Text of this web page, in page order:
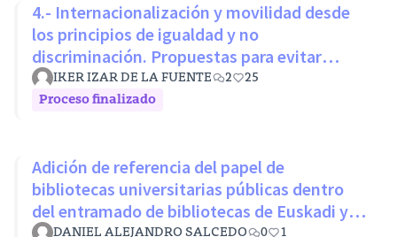
4.- Internacionalización y movilidad desde
los principios de igualdad y no
discriminación. Propuestas para evitar
desigualdades estructurales
IKER IZAR DE LA FUENTE 2
25
Proceso finalizado
Adición de referencia del papel de
bibliotecas universitarias públicas dentro
del entramado de bibliotecas de Euskadi y
DANIEL ALEJANDRO SALCEDO 0
1